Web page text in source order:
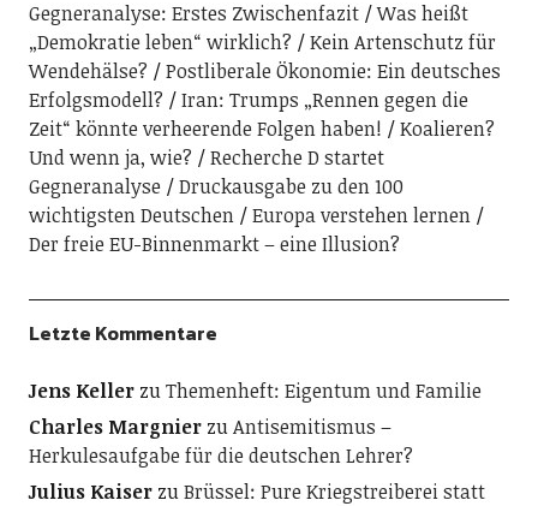
Gegneranalyse: Erstes Zwischenfazit
Was heißt
„Demokratie leben“ wirklich?
Kein Artenschutz für
Wendehälse?
Postliberale Ökonomie: Ein deutsches
Erfolgsmodell?
Iran: Trumps „Rennen gegen die
Zeit“ könnte verheerende Folgen haben!
Koalieren?
Und wenn ja, wie?
Recherche D startet
Gegneranalyse
Druckausgabe zu den 100
wichtigsten Deutschen
Europa verstehen lernen
Der freie EU-Binnenmarkt – eine Illusion?
Letzte Kommentare
Jens KellerzuThemenheft: Eigentum und Familie
Charles MargnierzuAntisemitismus –
Herkulesaufgabe für die deutschen Lehrer?
Julius KaiserzuBrüssel: Pure Kriegstreiberei statt